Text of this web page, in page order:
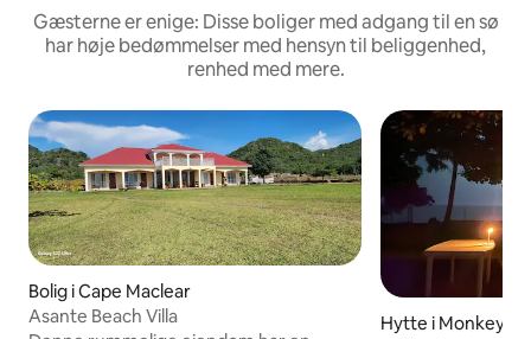
Gæsterne er enige: Disse boliger med adgang til en sø
har høje bedømmelser med hensyn til beliggenhed,
renhed med mere.
Bolig i Cape Maclear
Asante Beach Villa
Hytte i Monkey